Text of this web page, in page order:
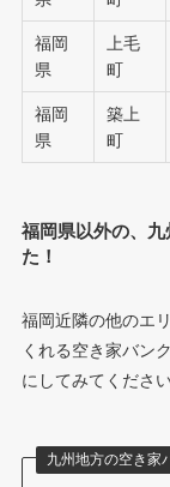
福岡
県
上毛
町
福岡
県
築上
町
福岡県以外の、
た！
福岡近隣の他のエ
くれる空き家バン
にしてみてください
九州地方の空き家